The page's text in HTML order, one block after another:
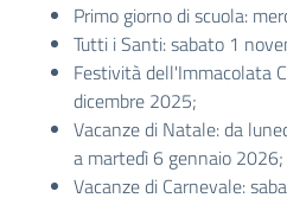
Primo giorno di scuola:
Tutti i Santi: sabato 1
Festività dell'Immacolata
dicembre 2025;
Vacanze di Natale: da
a martedì 6 gennaio 2026;
Vacanze di Carnevale: